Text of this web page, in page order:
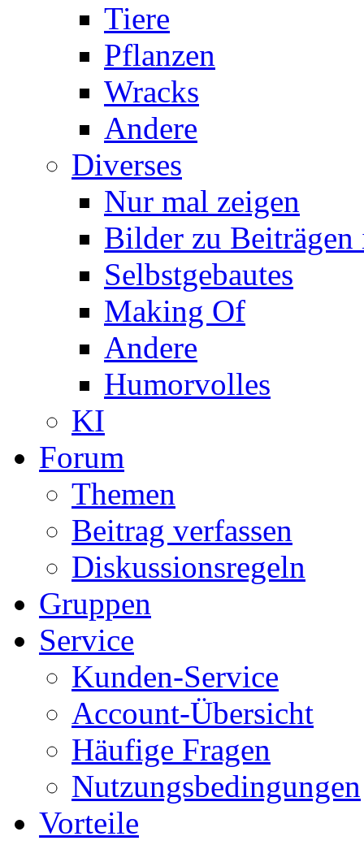
Tiere
Pflanzen
Wracks
Andere
Diverses
Nur mal zeigen
Bilder zu
Selbstgebautes
Making Of
Andere
Humorvolles
KI
Forum
Themen
Beitrag verfassen
Diskussionsregeln
Gruppen
Service
Kunden-Service
Account-Übersicht
Häufige Fragen
Nutzungsbedingungen
Vorteile